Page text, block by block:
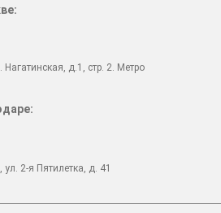
д.1, стр. 2. Метро
2-я Пятилетка, д. 41